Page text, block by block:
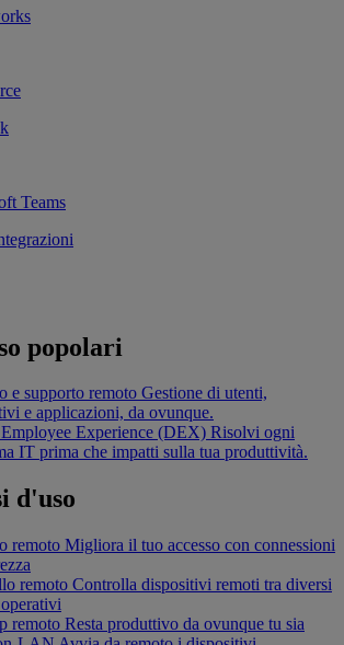
Teams
popolari
e supporto remoto Gestione di utenti,
e applicazioni, da ovunque.
Experience (DEX) Risolvi ogni
IT prima che impatti sulla tua produttività.
d'uso
remoto Migliora il tuo accesso con connessioni
remoto Controlla dispositivi remoti tra diversi
remoto Resta produttivo da ovunque tu sia